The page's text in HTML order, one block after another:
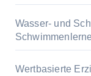
Wasser- und
Wertbasierte